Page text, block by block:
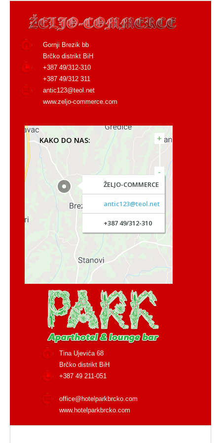
Gornji Brezik bb
Brčko distrikt BiH
+387 49/312-310
+387 49/312 311
antic123@teol.net
www.zeljo-commerce.com
Tina Ujevića 68
Brčko distrikt BiH
+387 49 211-051
office@hotelparkbrcko.com
www.hotelparkbrcko.com